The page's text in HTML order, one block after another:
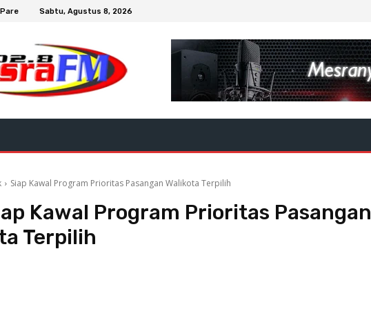
Sabtu, Agustus 8, 2026
Siap Kawal Program Prioritas Pasangan Walikota Terpilih
Kawal Program Prioritas Pasangan
Terpilih